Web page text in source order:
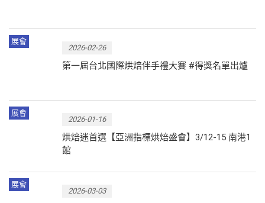
展會
2026-02-26
第一屆台北國際烘焙伴手禮大賽 #得獎名單出爐
展會
2026-01-16
烘焙迷首選【亞洲指標烘焙盛會】3/12-15 南港1
館
展會
2026-03-03